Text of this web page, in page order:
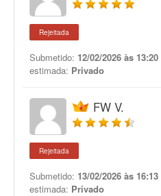
Rejeitada
Submetido: 12/02/2026 às 13:20
estimada: Privado
FW V.
Rejeitada
Submetido: 13/02/2026 às 16:13
estimada: Privado